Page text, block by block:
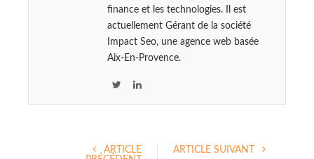
finance et les technologies. Il est
actuellement Gérant de la société
Impact Seo, une agence web basée
Aix-En-Provence.
t
L
e
ARTICLE
ARTICLE SUIVANT